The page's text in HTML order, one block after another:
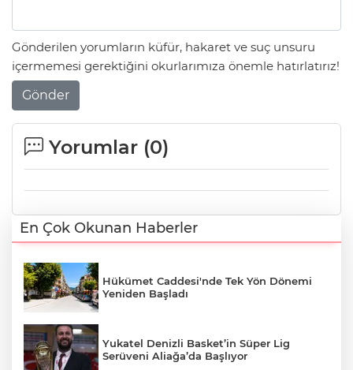
Gönderilen yorumların küfür, hakaret ve suç unsuru
içermemesi gerektiğini okurlarımıza önemle hatırlatırız!
Gönder
Yorumlar (0)
En Çok Okunan Haberler
Hükümet Caddesi'nde Tek Yön Dönemi
Yeniden Başladı
Yukatel Denizli Basket’in Süper Lig
Serüveni Aliağa’da Başlıyor